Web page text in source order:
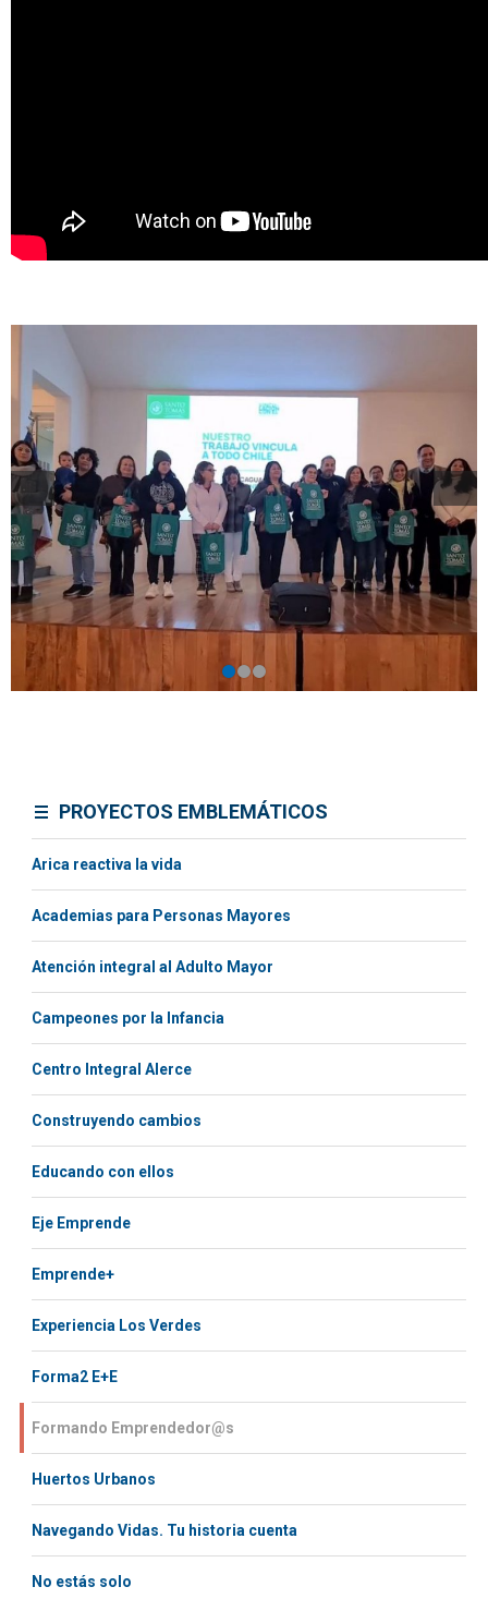
PROYECTOS EMBLEMÁTICOS
Arica reactiva la vida
Academias para Personas Mayores
Atención integral al Adulto Mayor
Campeones por la Infancia
Centro Integral Alerce
Construyendo cambios
Educando con ellos
Eje Emprende
Emprende+
Experiencia Los Verdes
Forma2 E+E
Formando Emprendedor@s
Huertos Urbanos
Navegando Vidas. Tu historia cuenta
No estás solo